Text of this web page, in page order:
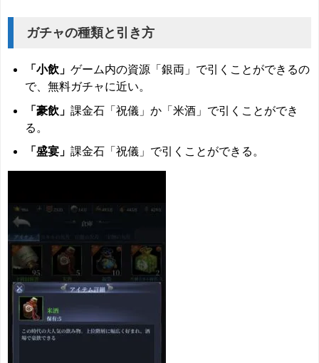
ガチャの種類と引き方
「小飲」 ゲーム内の資源「銀両」で引くことができるの
で、無料ガチャに近い。
「豪飲」 課金石「祝儀」か「米酒」で引くことができ
る。
「盛宴」 課金石「祝儀」で引くことができる。